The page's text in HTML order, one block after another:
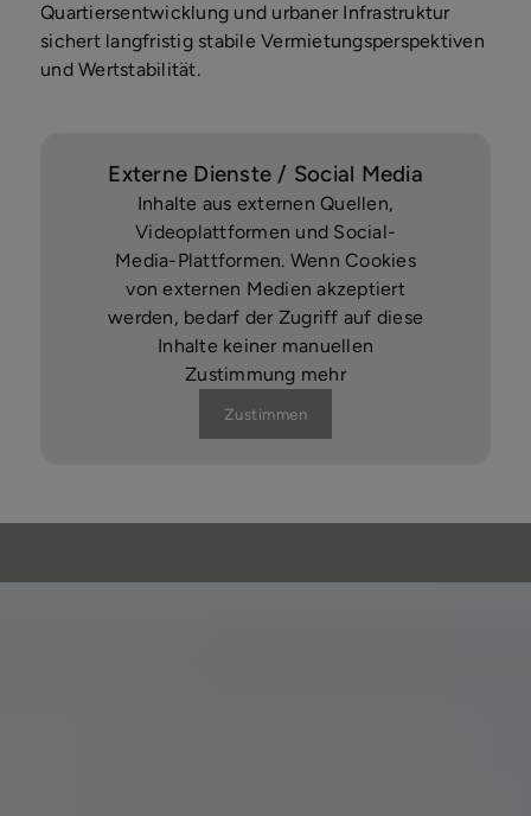
Quartiersentwicklung und urbaner Infrastruktur
sichert langfristig stabile Vermietungsperspektiven
und Wertstabilität.
Externe Dienste / Social Media
Inhalte aus externen Quellen,
Videoplattformen und Social-
Media-Plattformen. Wenn Cookies
von externen Medien akzeptiert
werden, bedarf der Zugriff auf diese
Inhalte keiner manuellen
Zustimmung mehr
Zustimmen